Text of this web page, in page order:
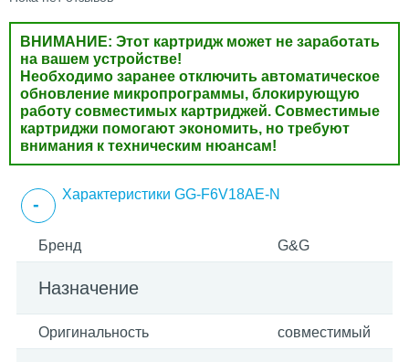
ВНИМАНИЕ: Этот картридж может не заработать
на вашем устройстве!
Необходимо заранее отключить автоматическое
обновление микропрограммы, блокирующую
работу совместимых картриджей. Совместимые
картриджи помогают экономить, но требуют
внимания к техническим нюансам!
Характеристики GG-F6V18AE-N
Бренд G&G
Назначение
Оригинальность совместимый